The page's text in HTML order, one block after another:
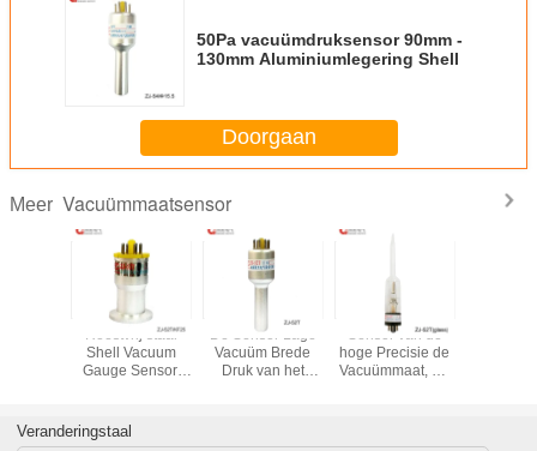
50Pa vacuümdruksensor 90mm -
130mm Aluminiumlegering Shell
Doorgaan
Meer Vacuümmaatsensor
Roestvrij staal
Shell Vacuum
Gauge Sensor,
De Sensor Lage
Vacuüm Brede
Druk van het
Sensor van de
hoge Precisie de
Vacuümmaat, De
Veranderingstaal